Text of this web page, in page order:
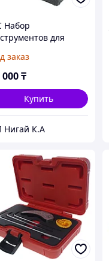
Набор
для
JTC
заказ
000₸
Купить
Нигай К.А